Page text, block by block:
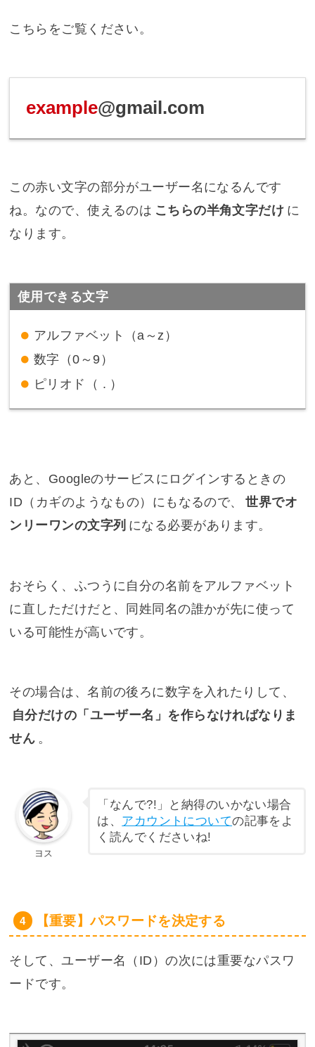
こちらをご覧ください。
example@gmail.com
この赤い文字の部分がユーザー名になるんです
ね。なので、使えるのは こちらの半角文字だけ に
なります。
使用できる文字
アルファベット（a～z）
数字（0～9）
ピリオド（ . ）
あと、Googleのサービスにログインするときの
ID（カギのようなもの）にもなるので、
世界でオ
ンリーワンの文字列 になる必要があります。
おそらく、ふつうに自分の名前をアルファベット
に直しただけだと、同姓同名の誰かが先に使って
いる可能性が高いです。
その場合は、名前の後ろに数字を入れたりして、
自分だけの「ユーザー名」を作らなければなりま
せん 。
ヨス
「なんで?!」と納得のいかない場合
は、 アカウントについての記事をよ
く読んでくださいね!
【重要】パスワードを決定する
そして、ユーザー名（ID）の次には重要なパスワ
ードです。